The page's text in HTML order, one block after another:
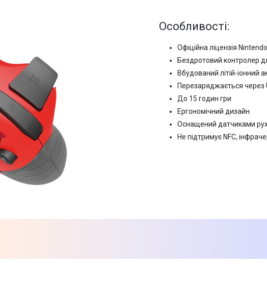
Особливості:
Офіційна ліцензія Nintendo
Бездротовий контролер
Вбудований літій-
Перезаряджається через
До 15 годин гри
Ергономічний дизайн
Оснащений датчиками
Не підтримує NFC,